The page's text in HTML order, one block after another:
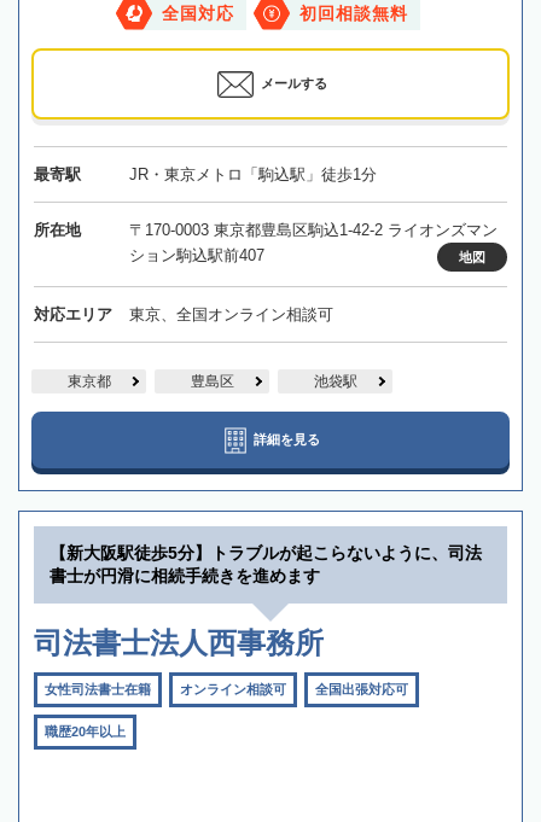
全国対応 初回相談無料
メールする
最寄駅 JR・東京メトロ「駒込駅」徒歩1分
所在地
〒170-0003 東京都豊島区駒込1-42-2 ライオンズマン
ション駒込駅前407
地図
対応エリア 東京、全国オンライン相談可
東京都 豊島区 池袋駅
詳細を見る
【新大阪駅徒歩5分】トラブルが起こらないように、司法
書士が円滑に相続手続きを進めます
司法書士法人西事務所
女性司法書士在籍 オンライン相談可 全国出張対応可
職歴20年以上